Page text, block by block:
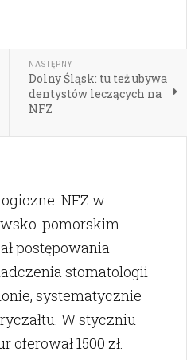
NASTĘPNY
Dolny Śląsk: tu też ubywa
dentystów leczących na
NFZ
NFZ w
pomorskim
postępowania
stomatologii
systematycznie
W styczniu
oferował 1500 zł.